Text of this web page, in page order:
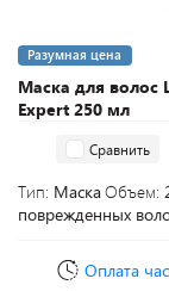
Маска для волос
Expert 250 мл
Разумная цена
Сравнить
Тип: МаскаОбъем:
поврежденных
Оплата